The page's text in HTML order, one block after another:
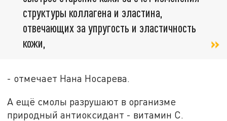
структуры коллагена и эластина,
отвечающих за упругость и эластичность
кожи,
- отмечает Нана Носарева.
А ещё смолы разрушают в организме
природный антиоксидант - витамин C.